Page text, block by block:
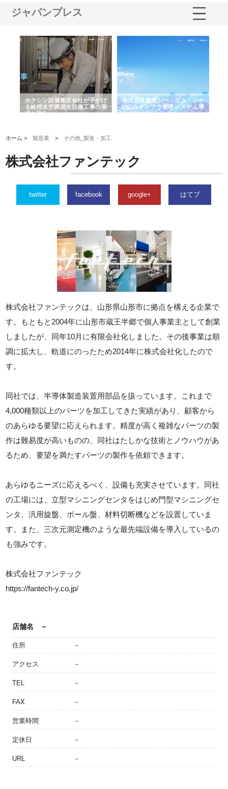
ジャパンプレス
ホクシン設備株式会社が手がけ
る給排水空調消火設備工事の実
績と強み
株式会社東京シー・エム・シー
のGISインフラ管理システム導
入メリット
ホーム >製造業 > その他_製造・加工
株式会社ファンテック
twitter facebook google+ はてブ
株式会社ファンテックは、山形県山形市に拠点を構える企業で
す。もともと2004年に山形市蔵王半郷で個人事業主として創業
しましたが、同年10月に有限会社化しました。その後事業は順
調に拡大し、軌道にのったため2014年に株式会社化したので
す。
同社では、半導体製造装置用部品を扱っています。これまで
4,000種類以上のパーツを加工してきた実績があり、顧客から
のあらゆる要望に応えられます。精度が高く複雑なパーツの製
作は難易度が高いものの、同社はたしかな技術とノウハウがあ
るため、要望を満たすパーツの製作を依頼できます。
あらゆるニーズに応えるべく、設備も充実させています。同社
の工場には、立型マシニングセンタをはじめ門型マシニングセ
ンタ、汎用旋盤、ボール盤、材料切断機などを設置していま
す。また、三次元測定機のような最先端設備を導入しているの
も強みです。
株式会社ファンテック
https://fantech-y.co.jp/
店舗名 －
住所 －
アクセス －
TEL －
FAX －
営業時間 －
定休日 －
URL －